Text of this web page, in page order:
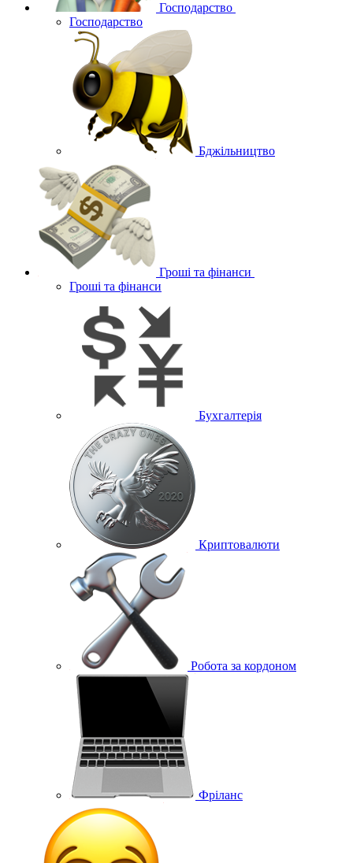
Господарство
Господарство
Бджільництво
Гроші та фінанси
Гроші та фінанси
Бухгалтерія
Криптовалюти
Робота за кордоном
Фріланс